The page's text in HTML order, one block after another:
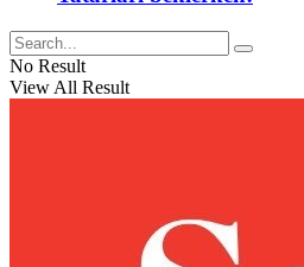
No Result
View All Result